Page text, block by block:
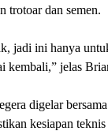
trotoar dan semen.
jadi ini hanya
kembali,” jelas
digelar
kesiapan